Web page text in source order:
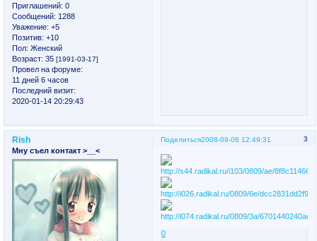
Приглашений: 0
Сообщений: 1288
Уважение: +5
Позитив: +10
Пол: Женский
Возраст: 35 [1991-03-17]
Провел на форуме:
11 дней 6 часов
Последний визит:
2020-01-14 20:29:43
Поделиться 3
2008-09-06 12:49:31
Rish
Мну съел контакт >__<
0